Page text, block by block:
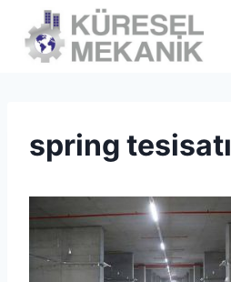
content
spring tesisatı